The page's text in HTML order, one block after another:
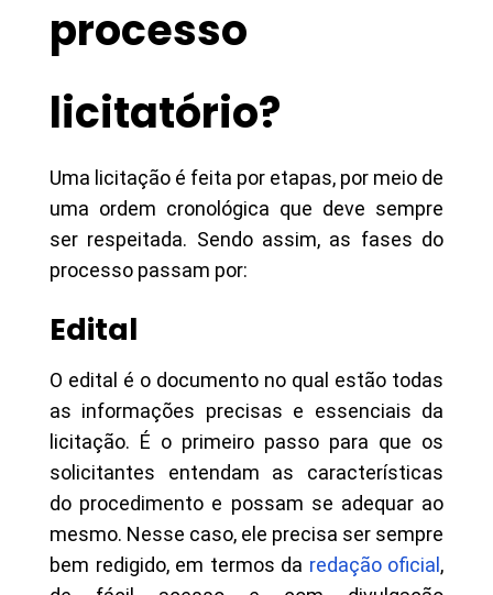
processo
licitatório?
Uma licitação é feita por etapas, por meio de
uma ordem cronológica que deve sempre
ser respeitada. Sendo assim, as fases do
processo passam por:
Edital
O edital é o documento no qual estão todas
as informações precisas e essenciais da
licitação. É o primeiro passo para que os
solicitantes entendam as características
do procedimento e possam se adequar ao
mesmo. Nesse caso, ele precisa ser sempre
bem redigido, em termos da redação oficial ,